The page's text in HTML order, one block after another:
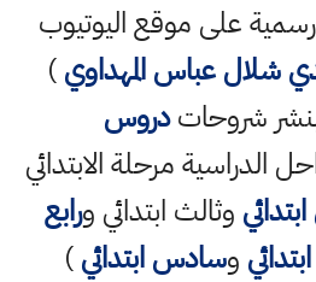
على موقع اليوتيوب
شلال عباس المهداوي)
شروحاتدروس
الدراسية مرحلة الابتدائي
وثالث ابتدائي ورابع
وسادس ابتدائي)